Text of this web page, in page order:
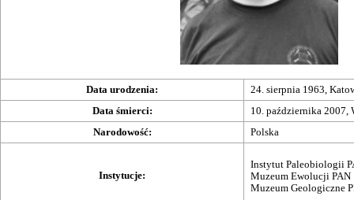
Data urodzenia: 24. sierpnia 1963,
Data śmierci: 10. października 2007,
Narodowość: Polska
Instytucje:
Instytut Paleobiologii
Muzeum Ewolucji PAN
Muzeum Geologiczne